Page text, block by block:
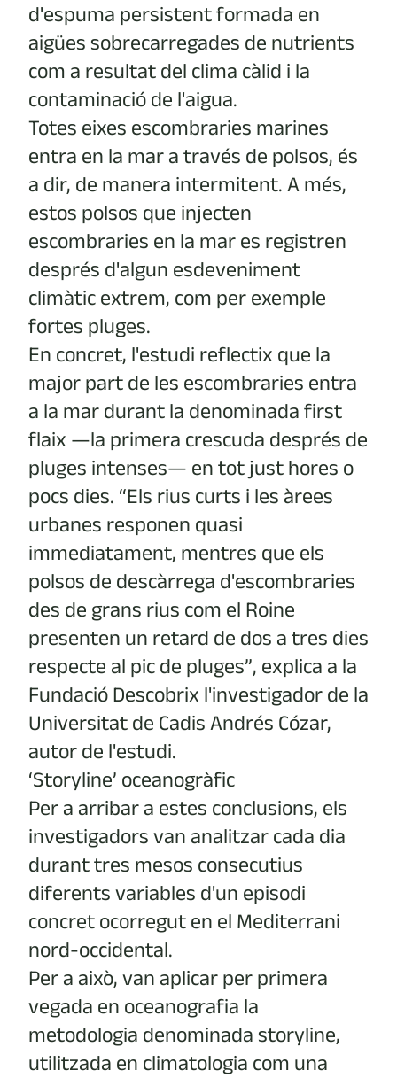
d'espuma persistent formada en
aigües sobrecarregades de nutrients
com a resultat del clima càlid i la
contaminació de l'aigua.
Totes eixes escombraries marines
entra en la mar a través de polsos, és
a dir, de manera intermitent. A més,
estos polsos que injecten
escombraries en la mar es registren
després d'algun esdeveniment
climàtic extrem, com per exemple
fortes pluges.
En concret, l'estudi reflectix que la
major part de les escombraries entra
a la mar durant la denominada first
flaix —la primera crescuda després de
pluges intenses— en tot just hores o
pocs dies. “Els rius curts i les àrees
urbanes responen quasi
immediatament, mentres que els
polsos de descàrrega d'escombraries
des de grans rius com el Roine
presenten un retard de dos a tres dies
respecte al pic de pluges”, explica a la
Fundació Descobrix l'investigador de la
Universitat de Cadis Andrés Cózar,
autor de l'estudi.
‘Storyline’ oceanogràfic
Per a arribar a estes conclusions, els
investigadors van analitzar cada dia
durant tres mesos consecutius
diferents variables d'un episodi
concret ocorregut en el Mediterrani
nord-occidental.
Per a això, van aplicar per primera
vegada en oceanografia la
metodologia denominada storyline,
utilitzada en climatologia com una